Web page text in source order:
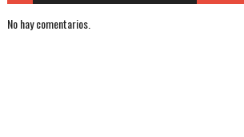
No hay comentarios.